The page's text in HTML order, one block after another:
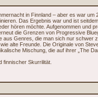
in Finnland – aber es war um
Das Ergebnis war und ist seitdem
hören möchte. Aufgenommen und
die Grenzen von Progressive
aus Genres, die man sich nur schwer
alte Freunde. Die Originale von Steve
Mischung, die auf ihrer „The
finnischer Skurrilität.